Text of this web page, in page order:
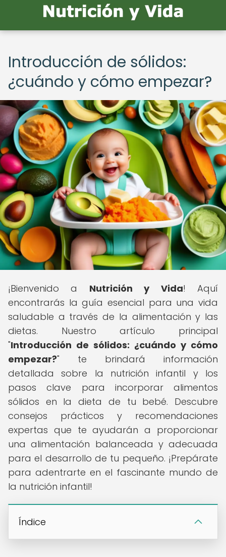
Introducción de sólidos:
¿cuándo y cómo empezar?
¡Bienvenido a Nutrición y Vida! Aquí
encontrarás la guía esencial para una vida
saludable a través de la alimentación y las
dietas. Nuestro artículo principal
"Introducción de sólidos: ¿cuándo y cómo
empezar?" te brindará información
detallada sobre la nutrición infantil y los
pasos clave para incorporar alimentos
sólidos en la dieta de tu bebé. Descubre
consejos prácticos y recomendaciones
expertas que te ayudarán a proporcionar
una alimentación balanceada y adecuada
para el desarrollo de tu pequeño. ¡Prepárate
para adentrarte en el fascinante mundo de
la nutrición infantil!
Índice